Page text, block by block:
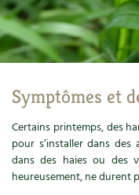
Santé, bien-être
Médecine douce
Cosmétique bio, soins
Maison écologique
Outils de jardin
Accessoires de
Jeux
DVD
Nos productions
Scolaires
Les espaces de
Dormir à Terre
Infos pratiques
Potager
Permaculture et
Cultiver sous serre
Jardiner en ville
Champs d’action – le
En direct !
Débat d’experts
Nouvelles sur le
Symptômes et
Certains printemps, des
pour s’installer dans
dans des haies ou des
heureusement, ne durent